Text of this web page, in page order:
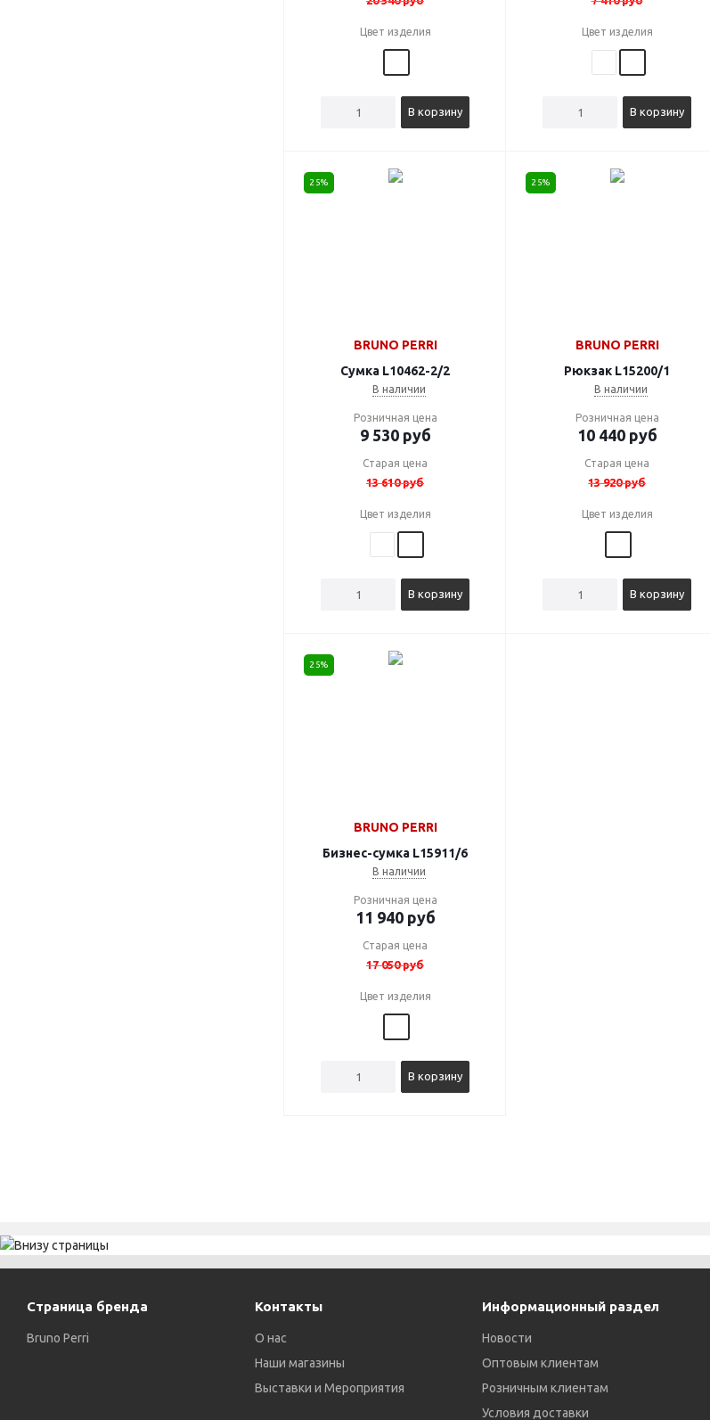
Цвет изделия
В корзину
Цвет изделия
В корзину
25%
BRUNO PERRI
Сумка L10462-2/2
В наличии
Розничная цена
9 530руб
Старая цена
13 610руб
Цвет изделия
В корзину
25%
BRUNO PERRI
Рюкзак L15200/1
В наличии
Розничная цена
10 440руб
Старая цена
13 920руб
Цвет изделия
В корзину
25%
BRUNO PERRI
Бизнес-сумка L15911/6
В наличии
Розничная цена
11 940руб
Старая цена
17 050руб
Цвет изделия
В корзину
Страница бренда
Bruno Perri
Контакты
О нас
Наши магазины
Выставки и Мероприятия
Информационный раздел
Новости
Оптовым клиентам
Розничным клиентам
Условия доставки